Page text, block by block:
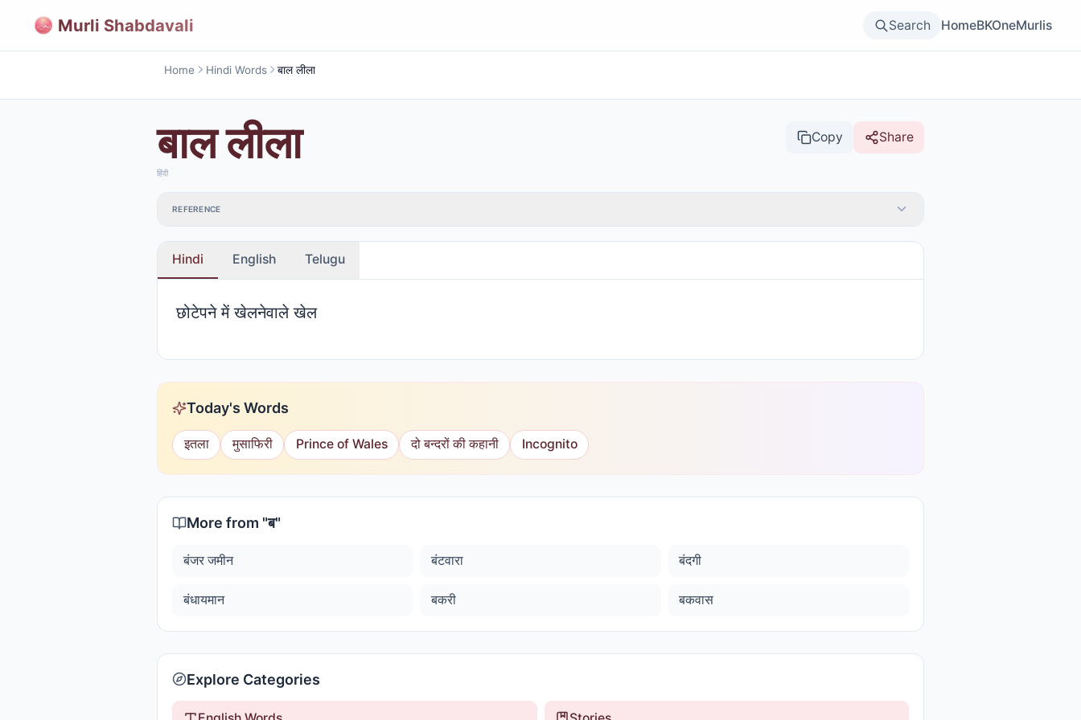
Murli Shabdavali Search HomeBKOneMurlis
Home Hindi Words बाल लीला
बाल लीला Copy Share
हिंदी
REFERENCE
Hindi English Telugu
छोटेपने में खेलनेवाले खेल
Today's Words
इतला मुसाफिरी Prince of Wales दो बन्दरों की कहानी Incognito
More from "ब"
बंजर जमीन बंटवारा बंदगी
बंधायमान बकरी बकवास
Explore Categories